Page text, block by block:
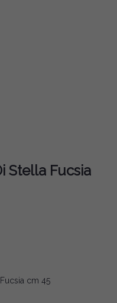
Stella Fucsia
cm 45